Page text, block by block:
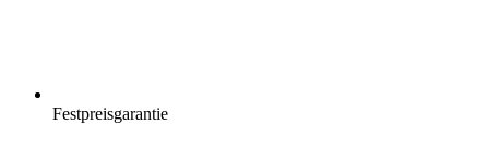
Festpreisgarantie